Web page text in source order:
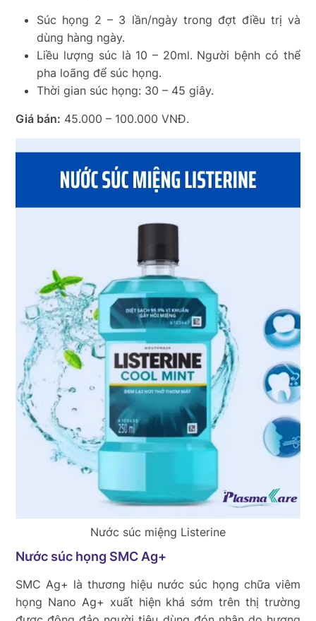
Súc họng 2 – 3 lần/ngày trong đợt điều trị và
dùng hàng ngày.
Liều lượng súc là 10 – 20ml. Người bệnh có thể
pha loãng để súc họng.
Thời gian súc họng: 30 – 45 giây.
Giá bán: 45.000 – 100.000 VNĐ.
Nước súc miệng Listerine
Nước súc họng SMC Ag+
SMC Ag+ là thương hiệu nước súc họng chữa viêm
họng Nano Ag+ xuất hiện khá sớm trên thị trường